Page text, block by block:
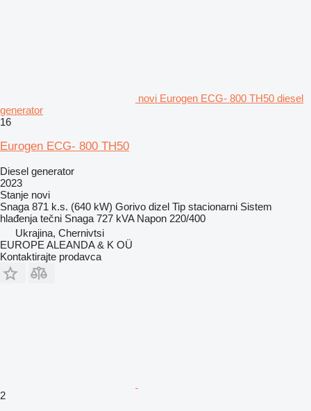
novi Eurogen ECG- 800 TH50 diesel
generator
16
Eurogen ECG- 800 TH50
Diesel generator
2023
Stanje novi
Snaga 871 k.s. (640 kW) Gorivo dizel Tip stacionarni Sistem
hlađenja tečni Snaga 727 kVA Napon 220/400
Ukrajina, Chernivtsi
EUROPE ALEANDA & K OÜ
Kontaktirajte prodavca
2